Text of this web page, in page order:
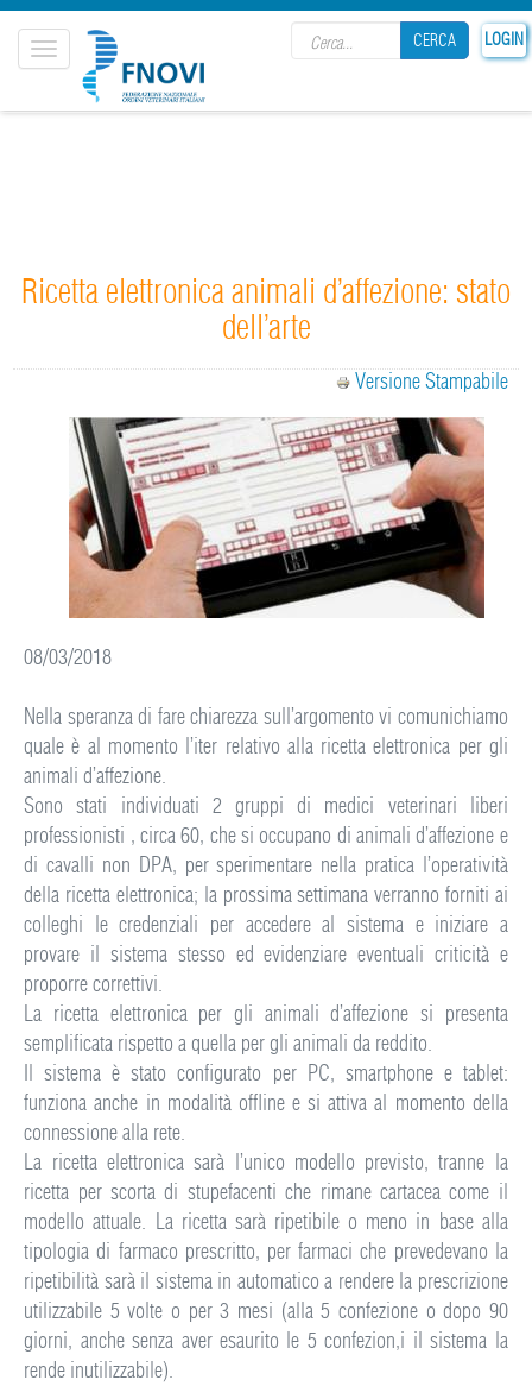
LOGIN
CERCA
Toggle
navigation
Ricetta elettronica animali d’affezione: stato
dell’arte
Versione Stampabile
08/03/2018
Nella speranza di fare chiarezza sull’argomento vi comunichiamo
quale è al momento l’iter relativo alla ricetta elettronica per gli
animali d’affezione.
Sono stati individuati 2 gruppi di medici veterinari liberi
professionisti , circa 60, che si occupano di animali d’affezione e
di cavalli non DPA, per sperimentare nella pratica l’operatività
della ricetta elettronica; la prossima settimana verranno forniti ai
colleghi le credenziali per accedere al sistema e iniziare a
provare il sistema stesso ed evidenziare eventuali criticità e
proporre correttivi.
La ricetta elettronica per gli animali d’affezione si presenta
semplificata rispetto a quella per gli animali da reddito.
Il sistema è stato configurato per PC, smartphone e tablet:
funziona anche in modalità offline e si attiva al momento della
connessione alla rete.
La ricetta elettronica sarà l’unico modello previsto, tranne la
ricetta per scorta di stupefacenti che rimane cartacea come il
modello attuale. La ricetta sarà ripetibile o meno in base alla
tipologia di farmaco prescritto, per farmaci che prevedevano la
ripetibilità sarà il sistema in automatico a rendere la prescrizione
utilizzabile 5 volte o per 3 mesi (alla 5 confezione o dopo 90
giorni, anche senza aver esaurito le 5 confezion,i il sistema la
rende inutilizzabile).